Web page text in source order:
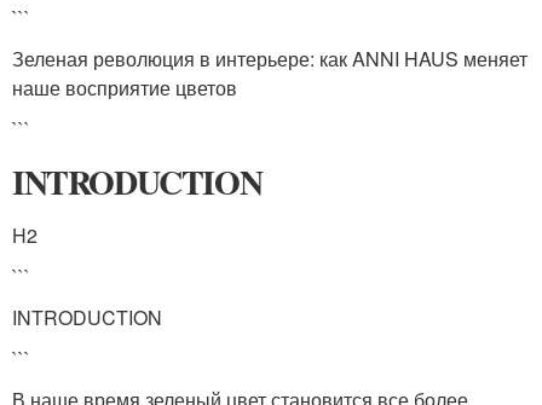
```
Зеленая революция в интерьере: как ANNI HAUS меняет
наше восприятие цветов
```
INTRODUCTION
H2
```
INTRODUCTION
```